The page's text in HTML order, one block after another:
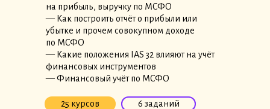
на прибыль, выручку по МСФО
— Как построить отчёт о прибыли или
убытке и прочем совокупном доходе
по МСФО
— Какие положения IAS 32 влияют на учёт
финансовых инструментов
— Финансовый учёт по МСФО
25 курсов 6 заданий